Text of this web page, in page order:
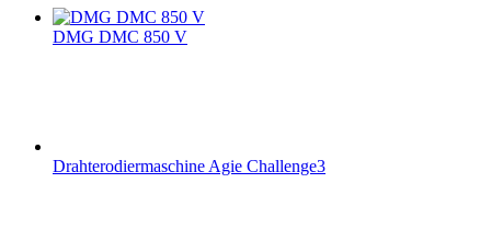
DMG DMC 850 V
Drahterodiermaschine Agie Challenge3